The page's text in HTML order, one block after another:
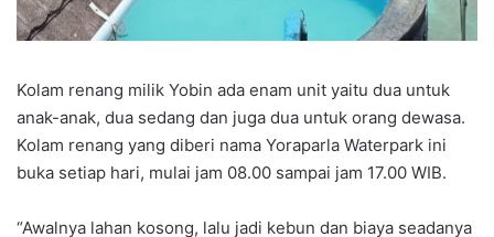
Kolam renang milik Yobin ada enam unit yaitu dua untuk
anak-anak, dua sedang dan juga dua untuk orang dewasa.
Kolam renang yang diberi nama Yoraparla Waterpark ini
buka setiap hari, mulai jam 08.00 sampai jam 17.00 WIB.
“Awalnya lahan kosong, lalu jadi kebun dan biaya seadanya